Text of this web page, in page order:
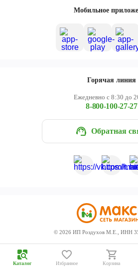
Мобильное
Горячая линия
Ежедневно с 8:30 до
8-800-100-27-27
Обратная
© 2026 ИП Роздухов М.Е., ИНН
Каталог Избранное Корзина